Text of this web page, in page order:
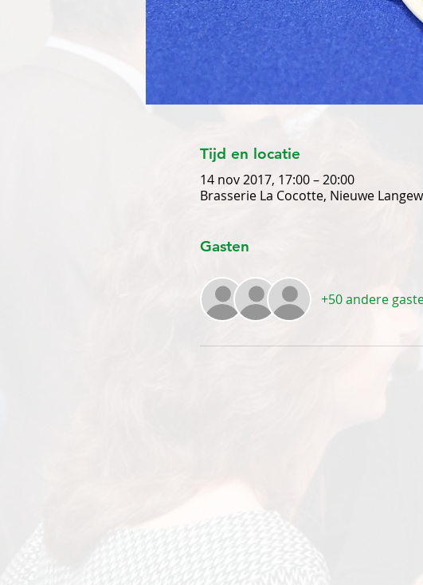
Tijd en locatie
14 nov 2017, 17:00 – 20:00
Brasserie La Cocotte, Nieuwe
Gasten
+50 andere